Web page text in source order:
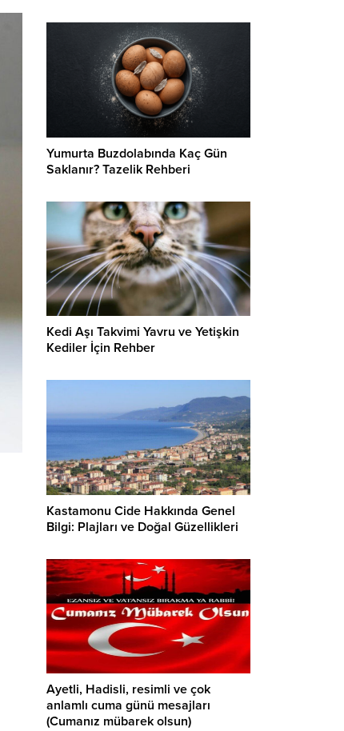
Yumurta Buzdolabında Kaç Gün
Saklanır? Tazelik Rehberi
Kedi Aşı Takvimi Yavru ve Yetişkin
Kediler İçin Rehber
Kastamonu Cide Hakkında Genel
Bilgi: Plajları ve Doğal Güzellikleri
Ayetli, Hadisli, resimli ve çok
anlamlı cuma günü mesajları
(Cumanız mübarek olsun)